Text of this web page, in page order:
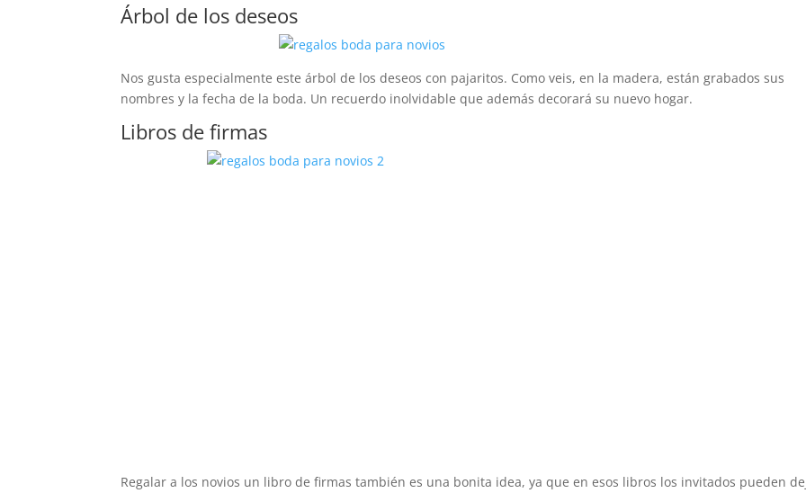
Árbol de los deseos
Nos gusta especialmente este árbol de los deseos con pajaritos. Como veis, en la madera, están grabados sus
nombres y la fecha de la boda. Un recuerdo inolvidable que además decorará su nuevo hogar.
Libros de firmas
Regalar a los novios un libro de firmas también es una bonita idea, ya que en esos libros los invitados pueden